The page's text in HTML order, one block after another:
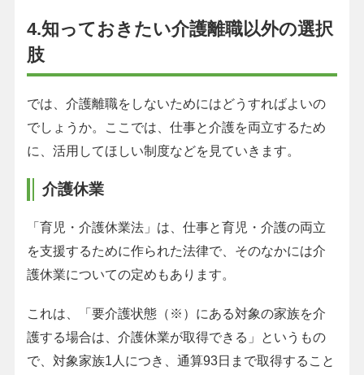
4.知っておきたい介護離職以外の選択
肢
では、介護離職をしないためにはどうすればよいの
でしょうか。ここでは、仕事と介護を両立するため
に、活用してほしい制度などを見ていきます。
介護休業
「育児・介護休業法」は、仕事と育児・介護の両立
を支援するために作られた法律で、そのなかには介
護休業についての定めもあります。
これは、「要介護状態（※）にある対象の家族を介
護する場合は、介護休業が取得できる」というもの
で、対象家族1人につき、通算93日まで取得すること